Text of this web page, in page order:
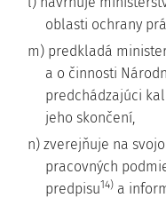
oblasti ochrany
m) predkladá
a o činnosti
predchádzajúci
jeho skončení,
n) zverejňuje na
pracovných
predpisu14) a